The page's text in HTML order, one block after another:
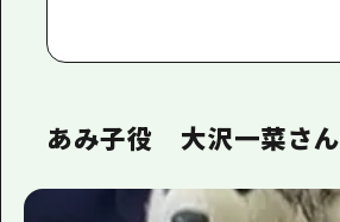
あみ子役 大沢一菜さん